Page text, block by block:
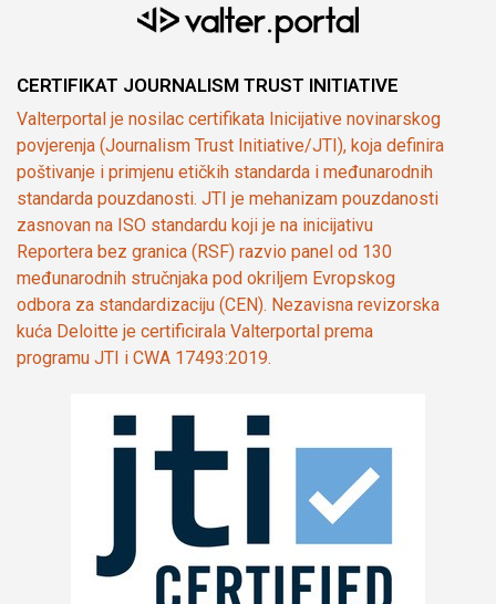
CERTIFIKAT JOURNALISM TRUST INITIATIVE
Valterportal je nosilac certifikata Inicijative novinarskog
povjerenja (Journalism Trust Initiative/JTI), koja definira
poštivanje i primjenu etičkih standarda i međunarodnih
standarda pouzdanosti. JTI je mehanizam pouzdanosti
zasnovan na ISO standardu koji je na inicijativu
Reportera bez granica (RSF) razvio panel od 130
međunarodnih stručnjaka pod okriljem Evropskog
odbora za standardizaciju (CEN). Nezavisna revizorska
kuća Deloitte je certificirala Valterportal prema
programu JTI i CWA 17493:2019.